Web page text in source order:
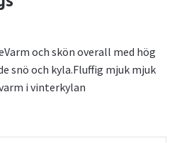
och skön overall med hög
snö och kyla.Fluffig mjuk mjuk
i vinterkylan